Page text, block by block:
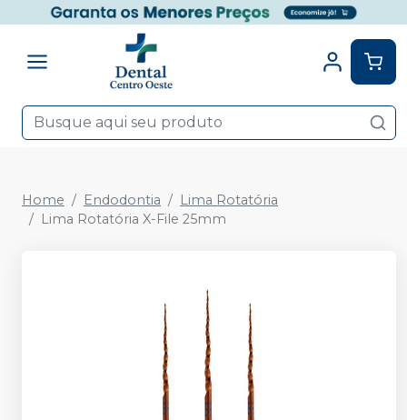
Home Endodontia
Lima Rotatória
Lima Rotatória X-File 25mm